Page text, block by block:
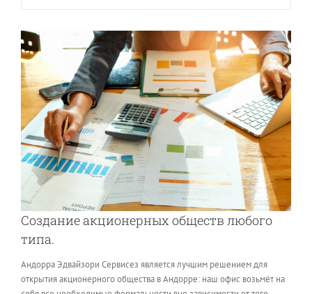
Создание акционерных обществ любого
типа.
Андорра Эдвайзори Сервисез является лучшим решением для
открытия акционерного общества в Андорре: наш офис возьмёт на